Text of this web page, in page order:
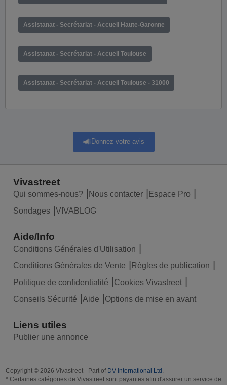
Assistanat - Secrétariat - Accueil Haute-Garonne
Assistanat - Secrétariat - Accueil Toulouse
Assistanat - Secrétariat - Accueil Toulouse - 31000
Donnez votre avis
Vivastreet
Qui sommes-nous? Nous contacter
Espace Pro
Sondages
VIVABLOG
Aide/Info
Conditions Générales d'Utilisation
Conditions Générales de Vente
Règles de publication
Politique de confidentialité
Cookies Vivastreet
Conseils Sécurité
Aide Options de mise en avant
Liens utiles
Publier une annonce
Copyright © 2026 Vivastreet - Part of DV International Ltd .
* Certaines catégories de Vivastreet sont payantes afin d'assurer un service de